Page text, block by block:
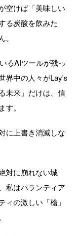
空けば「美味しい
る炭酸を飲みた
るAIツールが残っ
界中の人々がLay's
未来」だけは、信
。
に上書き消滅しな
対に崩れない城
私はパランティア
の激しい「槍」